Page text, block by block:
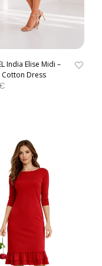
India Elise Midi –
Cotton Dress
€